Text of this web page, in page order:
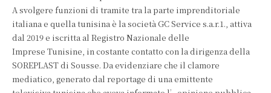
A svolgere funzioni di tramite tra la parte imprenditoriale
italiana e quella tunisina è la società GC Service s.a.r.1., attiva
dal 2019 e iscritta al Registro Nazionale delle
Imprese Tunisine, in costante contatto con la dirigenza della
SOREPLAST di Sousse. Da evidenziare che il clamore
mediatico, generato dal reportage di una emittente